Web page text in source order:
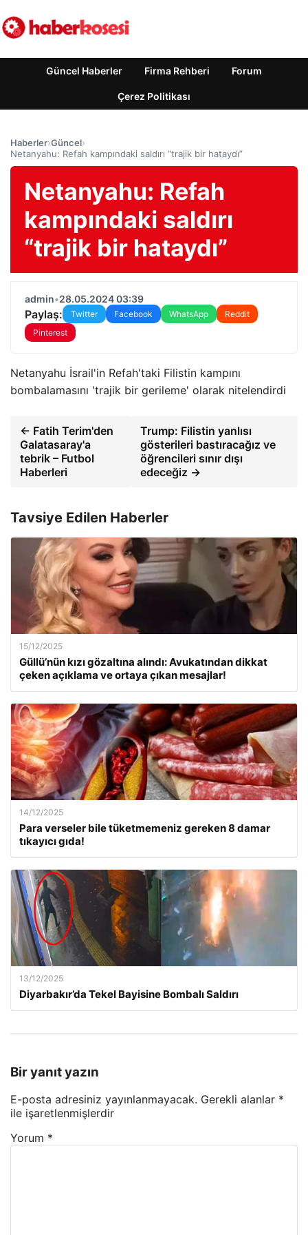
Güncel Haberler Firma Rehberi Forum
Çerez Politikası
Haberler›Güncel›
Netanyahu: Refah kampındaki saldırı “trajik bir hataydı”
Netanyahu: Refah
kampındaki saldırı
“trajik bir hataydı”
admin•28.05.2024 03:39
Paylaş: Twitter Facebook WhatsApp
Reddit
Pinterest
Netanyahu İsrail'in Refah'taki Filistin kampını
bombalamasını 'trajik bir gerileme' olarak nitelendirdi
← Fatih Terim'den
Galatasaray'a
tebrik – Futbol
Haberleri
Trump: Filistin yanlısı
gösterileri bastıracağız ve
öğrencileri sınır dışı
edeceğiz →
Tavsiye Edilen Haberler
15/12/2025
Güllü’nün kızı gözaltına alındı: Avukatından dikkat
çeken açıklama ve ortaya çıkan mesajlar!
14/12/2025
Para verseler bile tüketmemeniz gereken 8 damar
tıkayıcı gıda!
13/12/2025
Diyarbakır’da Tekel Bayisine Bombalı Saldırı
Bir yanıt yazın
E-posta adresiniz yayınlanmayacak. Gerekli alanlar *
ile işaretlenmişlerdir
Yorum *